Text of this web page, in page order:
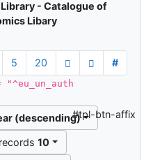
- Catalogue of
Libary
5 20
#
"^eu_un_auth
(descending)
10
#tpl-btn-affix